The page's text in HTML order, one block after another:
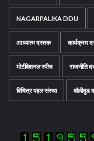
NAGARPALIKA DDU
आध्यात्म दस्तक कार्यक्रम
मोटीवेशनल स्पीच राजनीति
विचित्र पहल संस्था वॉलीवुड